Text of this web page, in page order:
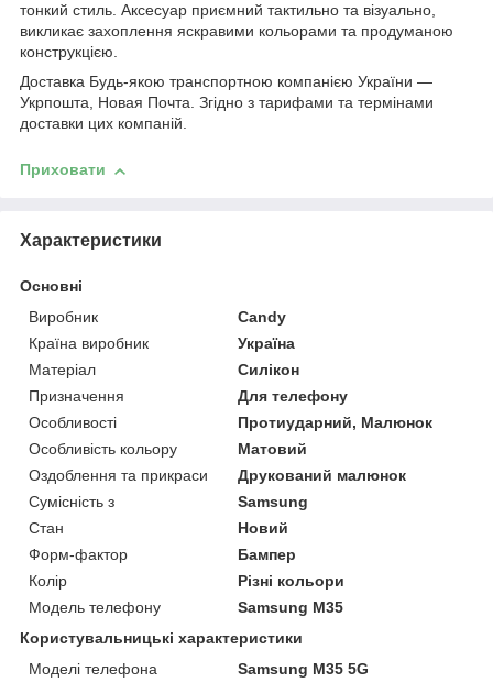
тонкий стиль. Аксесуар приємний тактильно та візуально,
викликає захоплення яскравими кольорами та продуманою
конструкцією.
Доставка Будь-якою транспортною компанією України —
Укрпошта, Новая Почта. Згідно з тарифами та термінами
доставки цих компаній.
Приховати
Характеристики
Основні
Виробник
Candy
Країна виробник
Україна
Матеріал
Силікон
Призначення
Для телефону
Особливості
Протиударний, Малюнок
Особливість кольору
Матовий
Оздоблення та прикраси
Друкований малюнок
Сумісність з
Samsung
Стан
Новий
Форм-фактор
Бампер
Колір
Різні кольори
Модель телефону
Samsung M35
Користувальницькі характеристики
Моделі телефона
Samsung M35 5G